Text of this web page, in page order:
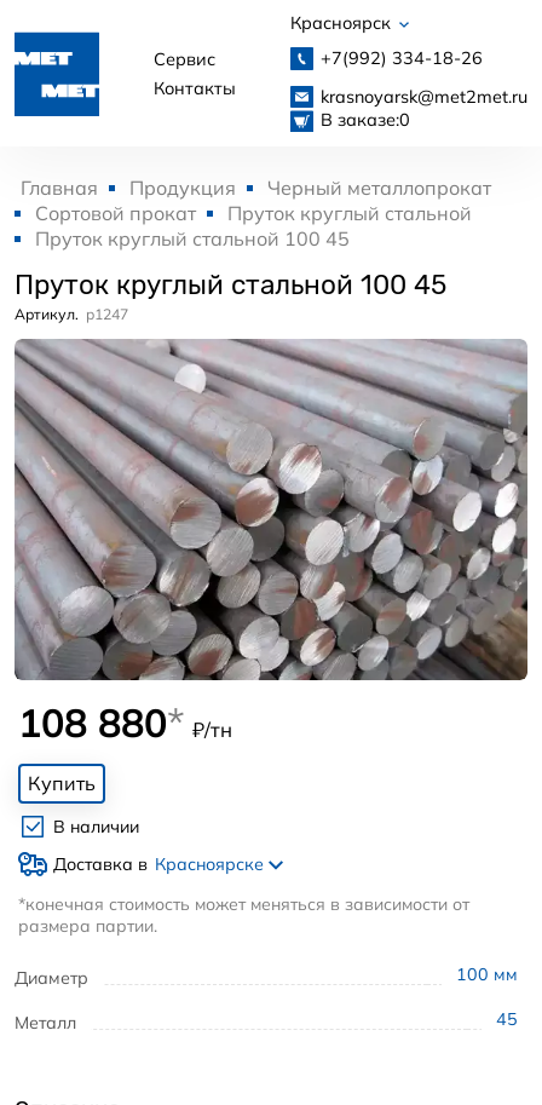
Сервис
Контакты
Красноярск
+7(992) 334-18-26
krasnoyarsk@met2met.ru
В заказе:0
Главная Продукция
Черный металлопрокат
Сортовой прокат
Пруток круглый стальной
Пруток круглый стальной 100 45
Пруток круглый стальной 100 45
Артикул. p1247
Диаметр 100 мм
Металл 45
108 880* ₽/тн
Купить
В наличии
Доставка в Красноярске
*конечная стоимость может меняться в зависимости от
размера партии.